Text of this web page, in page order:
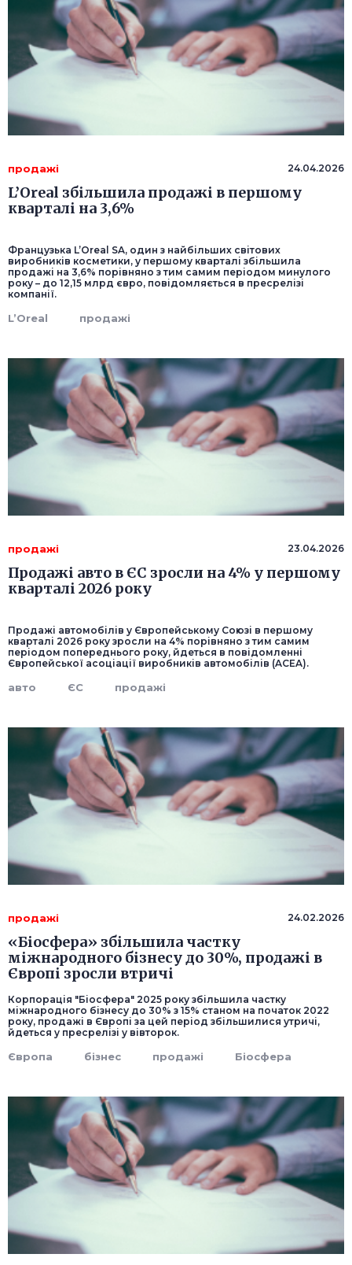
продажі 24.04.2026
L’Oreal збільшила продажі в першому
кварталі на 3,6%
Французька L’Oreal SA, один з найбільших світових
виробників косметики, у першому кварталі збільшила
продажі на 3,6% порівняно з тим самим періодом минулого
року – до 12,15 млрд євро, повідомляється в пресрелізі
компанії.
L’Oreal продажі
продажі 23.04.2026
Продажі авто в ЄС зросли на 4% у першому
кварталі 2026 року
Продажі автомобілів у Європейському Союзі в першому
кварталі 2026 року зросли на 4% порівняно з тим самим
періодом попереднього року, йдеться в повідомленні
Європейської асоціації виробників автомобілів (ACEA).
авто ЄС продажі
продажі 24.02.2026
«Біосфера» збільшила частку
міжнародного бізнесу до 30%, продажі в
Європі зросли втричі
Корпорація "Біосфера" 2025 року збільшила частку
міжнародного бізнесу до 30% з 15% станом на початок 2022
року, продажі в Європі за цей період збільшилися утричі,
йдеться у пресрелізі у вівторок.
Європа бізнес продажі Біосфера